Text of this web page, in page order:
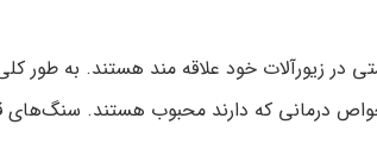
در زیورآلات خود علاقه مند هستند. به
درمانی که دارند محبوب هستند. سنگ‌های